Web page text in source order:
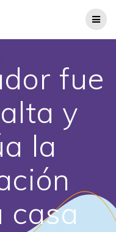
fue
y
la
casa